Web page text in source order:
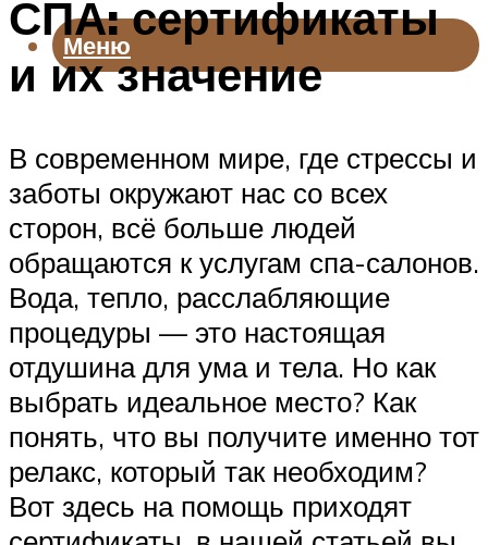
Меню
СПА: сертификаты
и их значение
В современном мире, где стрессы и
заботы окружают нас со всех
сторон, всё больше людей
обращаются к услугам спа-салонов.
Вода, тепло, расслабляющие
процедуры — это настоящая
отдушина для ума и тела. Но как
выбрать идеальное место? Как
понять, что вы получите именно тот
релакс, который так необходим?
Вот здесь на помощь приходят